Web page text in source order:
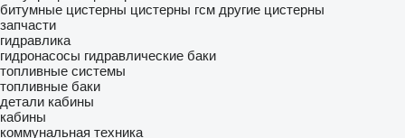
битумные цистерны цистерны гсм другие цистерны
запчасти
гидравлика
гидронасосы гидравлические баки
топливные системы
топливные баки
детали кабины
кабины
коммунальная техника